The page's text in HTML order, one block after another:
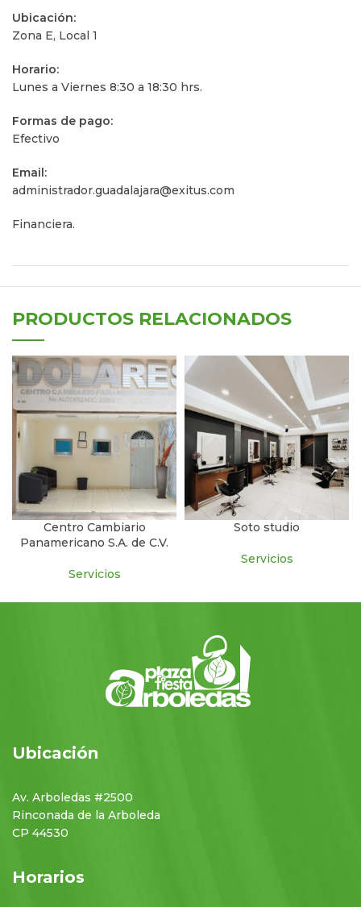
Ubicación:
Zona E, Local 1
Horario:
Lunes a Viernes 8:30 a 18:30 hrs.
Formas de pago:
Efectivo
Email:
administrador.guadalajara@exitus.com
Financiera.
PRODUCTOS RELACIONADOS
Centro Cambiario
Panamericano S.A. de C.V.
Servicios
Soto studio
Servicios
Ubicación
Av. Arboledas #2500
Rinconada de la Arboleda
CP 44530
Horarios